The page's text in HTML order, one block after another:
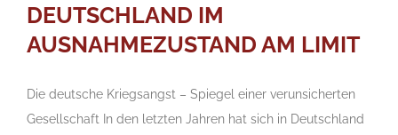
DEUTSCHLAND IM
AUSNAHMEZUSTAND AM LIMIT
Die deutsche Kriegsangst – Spiegel einer verunsicherten
Gesellschaft In den letzten Jahren hat sich in Deutschland